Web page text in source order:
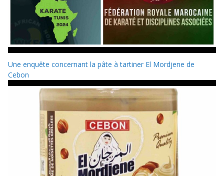
Une enquête concernant la pâte à tartiner El Mordjene de
Cebon